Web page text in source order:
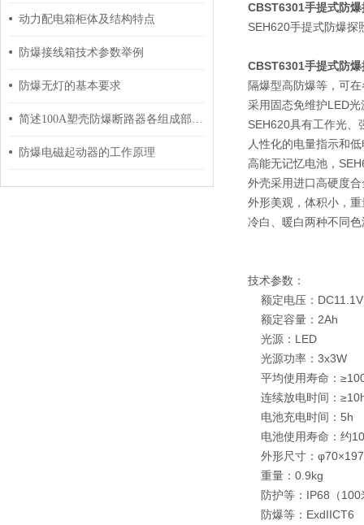
动力配电箱柜体及结构特点
防爆接线箱技术参数举例
防爆无灯的基本要求
简述100A塑壳防爆断路器各组成部件的功能特点
防爆电磁起动器的工作原理
CBST6301手提式防
SEH620手提式防爆探
CBST6301手提式防
隔爆型高防爆等，可
采用固态免维护LED
SEH620具有工作光、
人性化的电量指示和
高能无记忆电池，
外壳采用进口高硬度
外形美观，体积小，
冷白、暖白两种不同
技术参数：
额定电压：
额定容量：2Ah
光源：LED
光源功率：3x3W
平均使用寿命：
连续放电时间：
电池充电时间：5h
电池使用寿命：约
外形尺寸：
重量：0.9kg
防护等：IP68（100
防爆等：ExdIICT6